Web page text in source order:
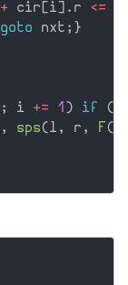
+ cir i . r <=
goto nxt ; }
; i += 1 ) if (
, sps( l , r , F (